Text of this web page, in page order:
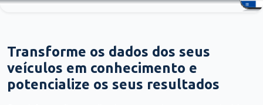
Transforme os dados dos seus
veículos em conhecimento e
potencialize os seus resultados